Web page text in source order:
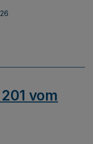
vom